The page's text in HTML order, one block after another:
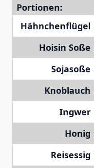
Portionen:
Hähnchenflügel
Hoisin Soße
Sojasoße
Knoblauch
Ingwer
Honig
Reisessig